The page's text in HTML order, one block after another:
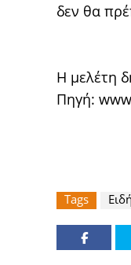
δεν θα
Η μελέτη
Πηγή:
Tags